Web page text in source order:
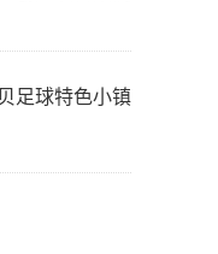
足球特色小镇